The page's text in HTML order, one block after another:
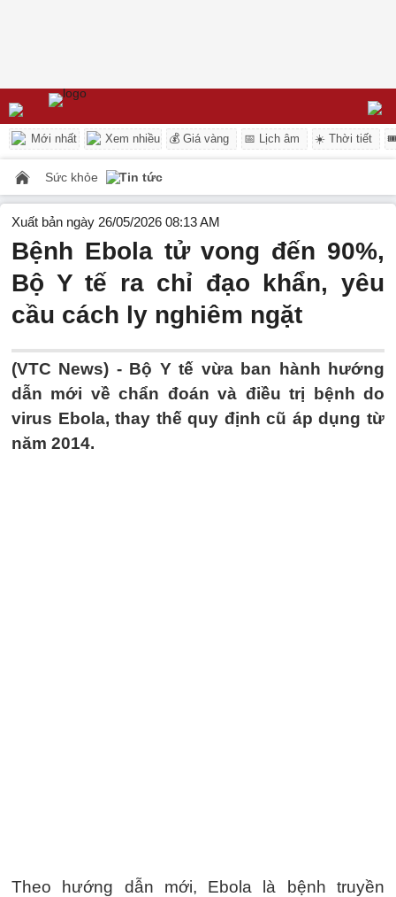
Mới nhất Xem nhiều 💰 Giá vàng 📅 Lịch âm ☀️ Thời tiết
Sức khỏe Tin tức
Xuất bản ngày 26/05/2026 08:13 AM
Bệnh Ebola tử vong đến 90%,
Bộ Y tế ra chỉ đạo khẩn, yêu
cầu cách ly nghiêm ngặt
(VTC News) - Bộ Y tế vừa ban hành hướng
dẫn mới về chẩn đoán và điều trị bệnh do
virus Ebola, thay thế quy định cũ áp dụng từ
năm 2014.
Theo hướng dẫn mới, Ebola là bệnh truyền